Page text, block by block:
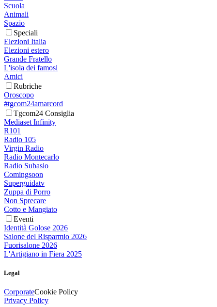
Scuola
Animali
Spazio
Speciali
Elezioni Italia
Elezioni estero
Grande Fratello
L'isola dei famosi
Amici
Rubriche
Oroscopo
#tgcom24amarcord
Tgcom24 Consiglia
Mediaset Infinity
R101
Radio 105
Virgin Radio
Radio Montecarlo
Radio Subasio
Comingsoon
Superguidatv
Zuppa di Porro
Non Sprecare
Cotto e Mangiato
Eventi
Identità Golose 2026
Salone del Risparmio 2026
Fuorisalone 2026
L'Artigiano in Fiera 2025
Legal
CorporateCookie Policy
Privacy Policy